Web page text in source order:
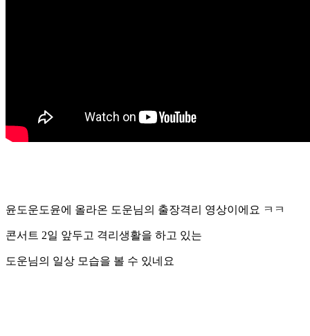
윤도운도윤에 올라온 도운님의 출장격리 영상이에요 ㅋㅋ
콘서트 2일 앞두고 격리생활을 하고 있는
도운님의 일상 모습을 볼 수 있네요